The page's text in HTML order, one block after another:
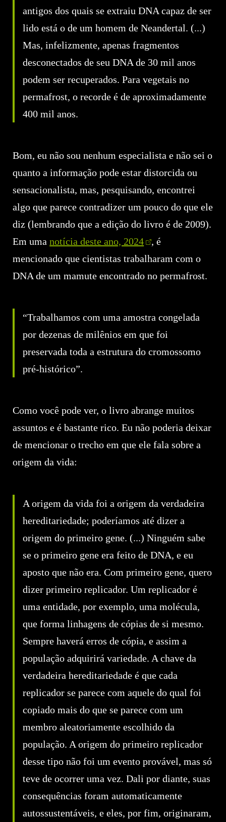
antigos dos quais se extraiu DNA capaz de ser
lido está o de um homem de Neandertal. (...)
Mas, infelizmente, apenas fragmentos
desconectados de seu DNA de 30 mil anos
podem ser recuperados. Para vegetais no
permafrost, o recorde é de aproximadamente
400 mil anos.
Bom, eu não sou nenhum especialista e não sei o
quanto a informação pode estar distorcida ou
sensacionalista, mas, pesquisando, encontrei
algo que parece contradizer um pouco do que ele
diz (lembrando que a edição do livro é de 2009).
Em umanotícia deste ano, 2024
, é
mencionado que cientistas trabalharam com o
DNA de um mamute encontrado no permafrost.
“Trabalhamos com uma amostra congelada
por dezenas de milênios em que foi
preservada toda a estrutura do cromossomo
pré-histórico”.
Como você pode ver, o livro abrange muitos
assuntos e é bastante rico. Eu não poderia deixar
de mencionar o trecho em que ele fala sobre a
origem da vida:
A origem da vida foi a origem da verdadeira
hereditariedade; poderíamos até dizer a
origem do primeiro gene. (...) Ninguém sabe
se o primeiro gene era feito de DNA, e eu
aposto que não era. Com primeiro gene, quero
dizer primeiro replicador. Um replicador é
uma entidade, por exemplo, uma molécula,
que forma linhagens de cópias de si mesmo.
Sempre haverá erros de cópia, e assim a
população adquirirá variedade. A chave da
verdadeira hereditariedade é que cada
replicador se parece com aquele do qual foi
copiado mais do que se parece com um
membro aleatoriamente escolhido da
população. A origem do primeiro replicador
desse tipo não foi um evento provável, mas só
teve de ocorrer uma vez. Dali por diante, suas
consequências foram automaticamente
autossustentáveis, e eles, por fim, originaram,